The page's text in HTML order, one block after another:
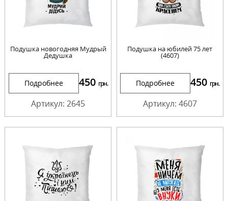
Подушка новогодняя Мудрый
Дедушка
Подробнее 450 грн.
Артикул: 2645
Подушка на юбилей 75 лет
(4607)
Подробнее 450 грн.
Артикул: 4607